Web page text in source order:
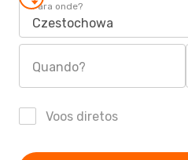
Para onde?
Czestochowa
Quando?
Voos diretos